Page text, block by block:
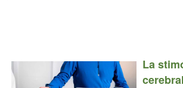
La